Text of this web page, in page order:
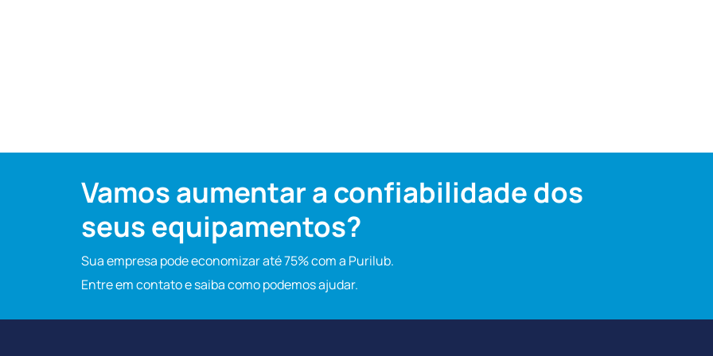
Vamos aumentar a confiabilidade dos
seus equipamentos?
Sua empresa pode economizar até 75% com a Purilub.
Entre em contato e saiba como podemos ajudar.